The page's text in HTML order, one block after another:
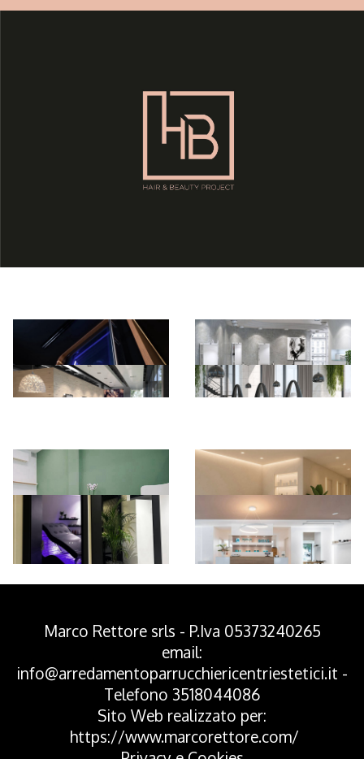
Marco Rettore srls - P.Iva 05373240265
email:
info@arredamentoparrucchiericentriestetici.it -
Telefono 3518044086
Sito Web realizzato per:
https://www.marcorettore.com/